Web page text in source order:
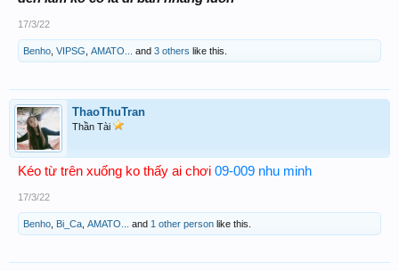
17/3/22
Benho VIPSG AMATO... and 3 others like this.
ThaoThuTran
Thần Tài
Kéo từ trên xuống ko thấy ai chơi 09-009 nhu minh
17/3/22
Benho Bi_Ca AMATO... and 1 other person like this.